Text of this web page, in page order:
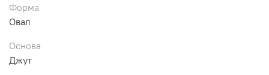
Форма
Овал
Основа
Джут